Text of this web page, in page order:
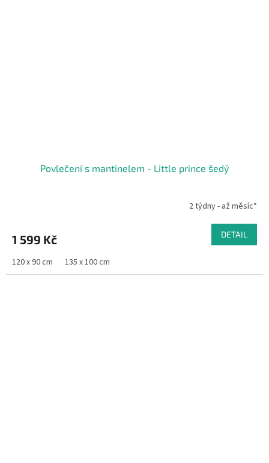
Povlečení s mantinelem - Little prince šedý
2 týdny - až měsíc*
1 599 Kč DETAIL
120 x 90 cm 135 x 100 cm